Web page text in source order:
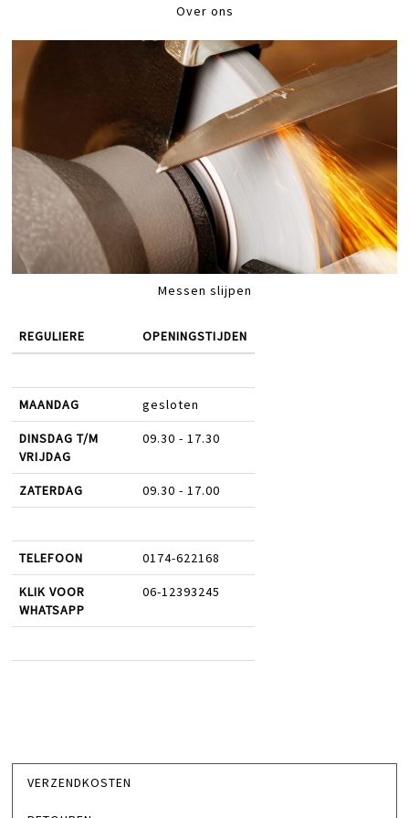
Over ons
Messen slijpen
REGULIERE OPENINGSTIJDEN
MAANDAG gesloten
DINSDAG T/M
VRIJDAG
09.30 - 17.30
ZATERDAG 09.30 - 17.00
TELEFOON 0174-622168
KLIK VOOR
WHATSAPP
06-12393245
VERZENDKOSTEN